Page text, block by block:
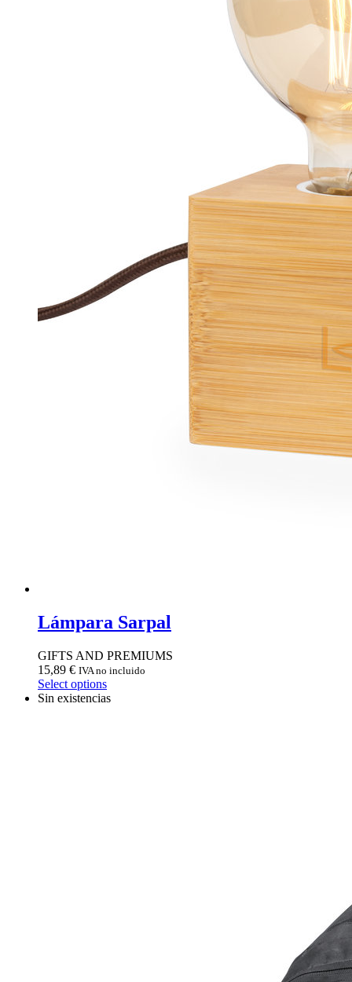
Lámpara Sarpal
GIFTS AND PREMIUMS
15,89 € IVA no incluido
Select options
Sin existencias